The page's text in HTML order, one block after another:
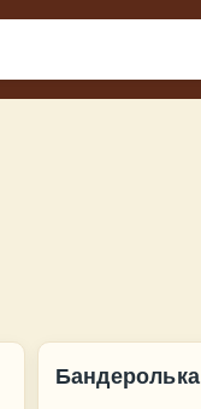
Бандеролька